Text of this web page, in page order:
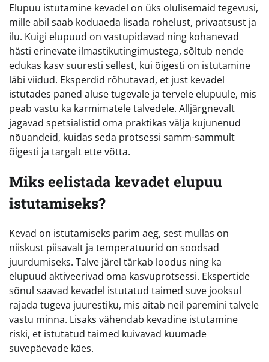
Elupuu istutamine kevadel on üks olulisemaid tegevusi,
mille abil saab koduaeda lisada rohelust, privaatsust ja
ilu. Kuigi elupuud on vastupidavad ning kohanevad
hästi erinevate ilmastikutingimustega, sõltub nende
edukas kasv suuresti sellest, kui õigesti on istutamine
läbi viidud. Eksperdid rõhutavad, et just kevadel
istutades paned aluse tugevale ja tervele elupuule, mis
peab vastu ka karmimatele talvedele. Alljärgnevalt
jagavad spetsialistid oma praktikas välja kujunenud
nõuandeid, kuidas seda protsessi samm-sammult
õigesti ja targalt ette võtta.
Miks eelistada kevadet elupuu
istutamiseks?
Kevad on istutamiseks parim aeg, sest mullas on
niiskust piisavalt ja temperatuurid on soodsad
juurdumiseks. Talve järel tärkab loodus ning ka
elupuud aktiveerivad oma kasvuprotsessi. Ekspertide
sõnul saavad kevadel istutatud taimed suve jooksul
rajada tugeva juurestiku, mis aitab neil paremini talvele
vastu minna. Lisaks vähendab kevadine istutamine
riski, et istutatud taimed kuivavad kuumade
suvepäevade käes.